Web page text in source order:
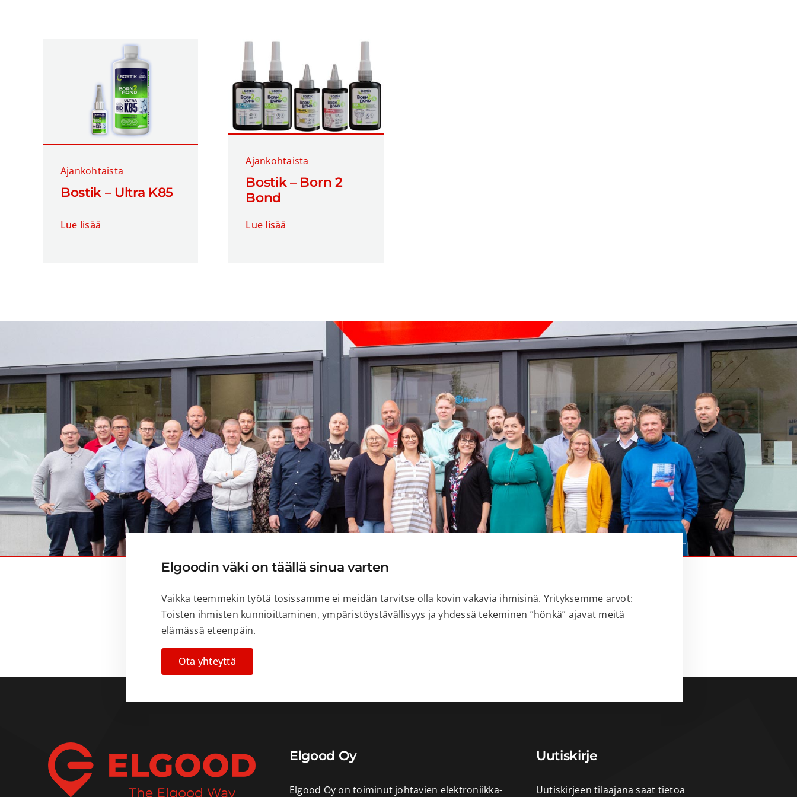
Ajankohtaista
Bostik – Ultra K85
Lue lisää
Ajankohtaista
Bostik – Born 2
Bond
Lue lisää
Elgoodin väki on täällä sinua varten
Vaikka teemmekin työtä tosissamme ei meidän tarvitse olla kovin vakavia ihmisinä. Yrityksemme arvot:
Toisten ihmisten kunnioittaminen, ympäristöystävällisyys ja yhdessä tekeminen ”hönkä” ajavat meitä
elämässä eteenpäin.
Ota yhteyttä
Elgood Oy
Elgood Oy on toiminut johtavien elektroniikka-
Uutiskirje
Uutiskirjeen tilaajana saat tietoa